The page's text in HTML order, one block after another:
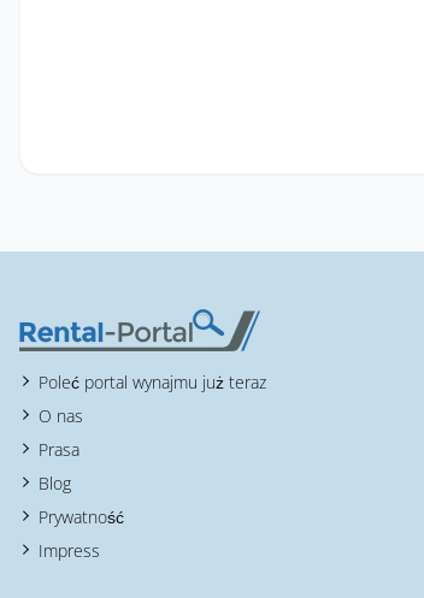
Poleć portal wynajmu już teraz
O nas
Prasa
Blog
Prywatność
Impress